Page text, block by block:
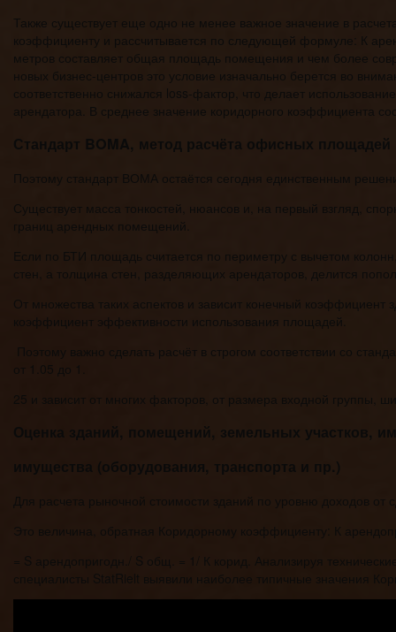
Также существует еще одно не менее важное значение в
коэффициенту и рассчитывается по следующей формуле: К
метров составляет общая площадь помещения и чем более
новых бизнес-центров это условие изначально берется во
соответственно снижался loss-фактор, что делает
арендатора. В среднее значение коридорного коэффициента
Стандарт BOMA, метод расчёта офисных площадей
Поэтому стандарт ВОМА остаётся сегодня единственным
Существует масса тонкостей, нюансов и, на первый взгляд,
границ арендных помещений.
Если по БТИ площадь считается по периметру с вычетом
стен, а толщина стен, разделяющих арендаторов, делится
От множества таких аспектов и зависит конечный
коэффициент эффективности использования площадей.
Поэтому важно сделать расчёт в строгом соответствии со
от 1.05 до 1.
25 и зависит от многих факторов, от размера входной группы,
Оценка зданий, помещений, земельных участков,
имущества (оборудования, транспорта и пр.)
Для расчета рыночной стоимости зданий по уровню доходов
Это величина, обратная Коридорному коэффициенту: К
= S арендопригодн./ S общ. = 1/ К корид. Анализируя
специалисты StatRielt выявили наиболее типичные значения